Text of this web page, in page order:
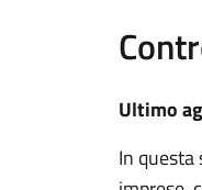
Ultimo
In